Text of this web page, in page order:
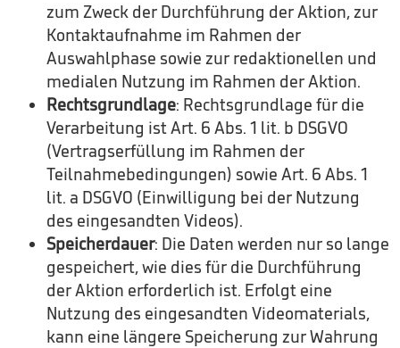
zum Zweck der Durchführung der Aktion, zur
Kontaktaufnahme im Rahmen der
Auswahlphase sowie zur redaktionellen und
medialen Nutzung im Rahmen der Aktion.
Rechtsgrundlage: Rechtsgrundlage für die
Verarbeitung ist Art. 6 Abs. 1 lit. b DSGVO
(Vertragserfüllung im Rahmen der
Teilnahmebedingungen) sowie Art. 6 Abs. 1
lit. a DSGVO (Einwilligung bei der Nutzung
des eingesandten Videos).
Speicherdauer: Die Daten werden nur so lange
gespeichert, wie dies für die Durchführung
der Aktion erforderlich ist. Erfolgt eine
Nutzung des eingesandten Videomaterials,
kann eine längere Speicherung zur Wahrung